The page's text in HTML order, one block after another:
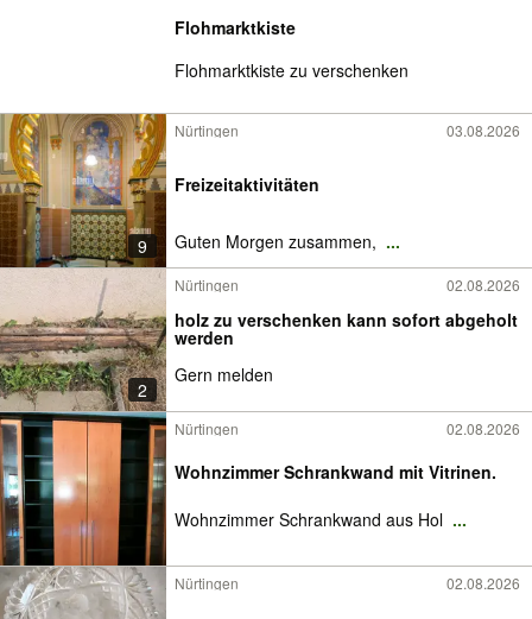
Flohmarktkiste
Flohmarktkiste zu verschenken
9
Nürtingen 03.08.2026
Freizeitaktivitäten
Guten Morgen zusammen, ...
2
Nürtingen 02.08.2026
holz zu verschenken kann sofort abgeholt
werden
Gern melden
Nürtingen 02.08.2026
Wohnzimmer Schrankwand mit Vitrinen.
Wohnzimmer Schrankwand aus Hol ...
Nürtingen 02.08.2026